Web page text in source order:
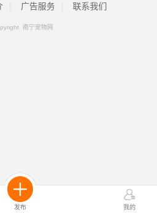
发布 我的
广告服务 联系我们
南宁宠物网